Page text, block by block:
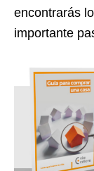
encontrarás
importante